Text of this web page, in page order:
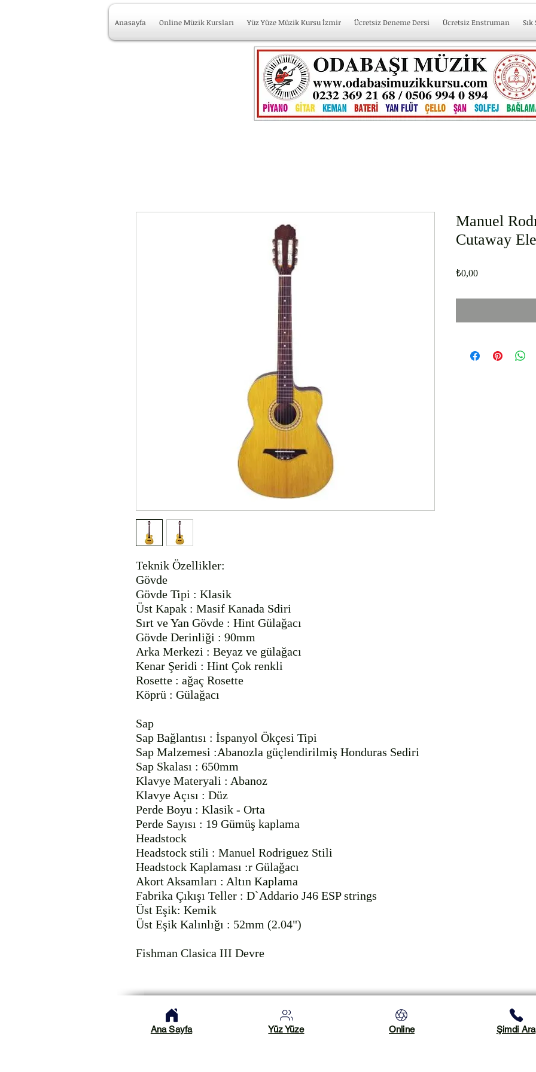
Anasayfa Online Müzik Kursları Yüz Yüze Müzik Kursu İzmir Ücretsiz Deneme Dersi Ücretsiz Enstruman
Teknik Özellikler:
Gövde
Gövde Tipi : Klasik
Üst Kapak : Masif Kanada Sdiri
Sırt ve Yan Gövde : Hint Gülağacı
Gövde Derinliği : 90mm
Arka Merkezi : Beyaz ve gülağacı
Kenar Şeridi : Hint Çok renkli
Rosette : ağaç Rosette
Köprü : Gülağacı
Sap
Sap Bağlantısı : İspanyol Ökçesi Tipi
Sap Malzemesi :Abanozla güçlendirilmiş Honduras Sediri
Sap Skalası : 650mm
Klavye Materyali : Abanoz
Klavye Açısı : Düz
Perde Boyu : Klasik - Orta
Perde Sayısı : 19 Gümüş kaplama
Headstock
Headstock stili : Manuel Rodriguez Stili
Headstock Kaplaması :r Gülağacı
Akort Aksamları : Altın Kaplama
Fabrika Çıkışı Teller : D`Addario J46 ESP strings
Üst Eşik: Kemik
Üst Eşik Kalınlığı : 52mm (2.04")
Fishman Clasica III Devre
Manuel
Cutaway
₺0,00Fiyat
Ana Sayfa Yüz Yüze Online Şimdi Ara